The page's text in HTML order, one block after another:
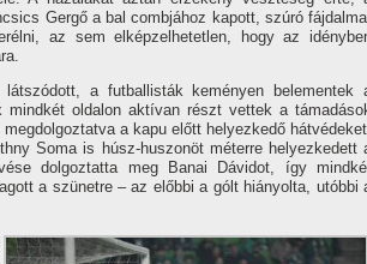
Gergő a bal combjához kapott, szúró
az sem elképzelhetetlen, hogy az
a futballisták keményen belementek
oldalon aktívan részt vettek a
a kapu előtt helyezkedő
Soma is húsz-huszonöt méterre helyezkedett
dolgoztatta meg Banai Dávidot, így
a szünetre – az előbbi a gólt hiányolta, utóbbi